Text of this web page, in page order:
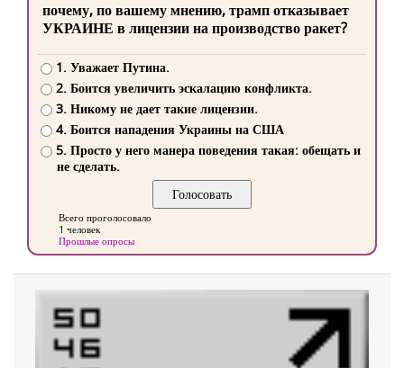
почему, по вашему мнению, трамп отказывает
УКРАИНЕ в лицензии на производство ракет?
1. Уважает Путина.
2. Боится увеличить эскалацию конфликта.
3. Никому не дает такие лицензии.
4. Боится нападения Украины на США
5. Просто у него манера поведения такая: обещать и
не сделать.
Всего проголосовало
1 человек
Прошлые опросы